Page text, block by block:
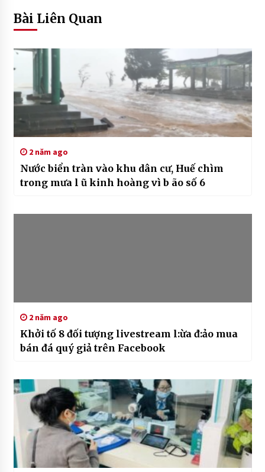
Bài Liên Quan
2 năm ago
Nước biển tràn vào khu dân cư, Huế chìm
trong mưa l ũ kinh hoàng vì b ão số 6
2 năm ago
Khởi tố 8 đối tượng livestream l:ừa đ:ảo mua
bán đá quý giả trên Facebook